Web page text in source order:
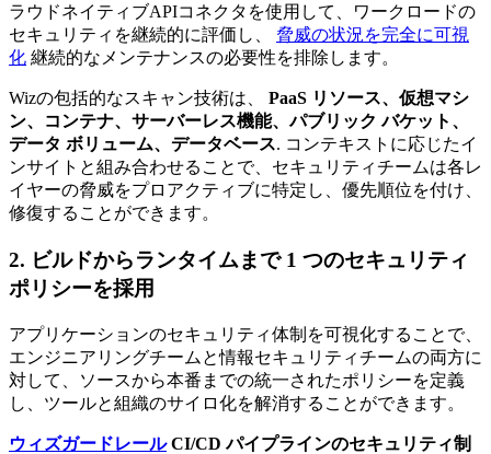
ラウドネイティブAPIコネクタを使用して、ワークロードの
セキュリティを継続的に評価し、 脅威の状況を完全に可視
化 継続的なメンテナンスの必要性を排除します。
Wizの包括的なスキャン技術は、 PaaS リソース、仮想マシ
ン、コンテナ、サーバーレス機能、パブリック バケット、
データ ボリューム、データベース. コンテキストに応じたイ
ンサイトと組み合わせることで、セキュリティチームは各レ
イヤーの脅威をプロアクティブに特定し、優先順位を付け、
修復することができます。
2. ビルドからランタイムまで 1 つのセキュリティ
ポリシーを採用
アプリケーションのセキュリティ体制を可視化することで、
エンジニアリングチームと情報セキュリティチームの両方に
対して、ソースから本番までの統一されたポリシーを定義
し、ツールと組織のサイロ化を解消することができます。
ウィズガードレールCI/CD パイプラインのセキュリティ制